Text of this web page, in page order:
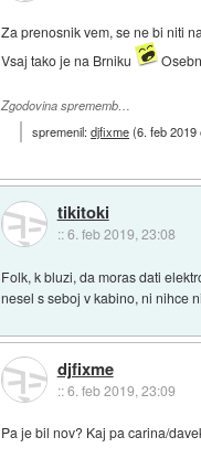
Za prenosnik vem, se ne bi niti
Vsaj tako je na Brniku
Zgodovina sprememb…
spremenil:djfixme(6. feb 2019
tikitoki
::6. feb 2019, 23:08
Folk, k bluzi, da moras dati
nesel s seboj v kabino, ni nihce
djfixme
::6. feb 2019, 23:09
Pa je bil nov? Kaj pa carina/